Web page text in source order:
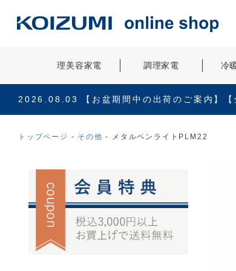
理美容家電 調理家電 冷
2026.08.03 【お盆期間中の出荷のご案内】
トップページ その他 メタルペンライトPLM22